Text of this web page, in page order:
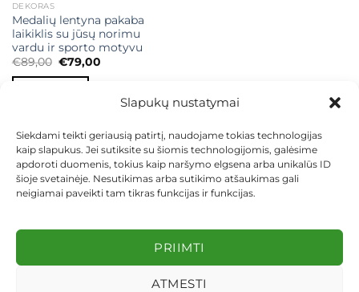
Slapukų nustatymai
Siekdami teikti geriausią patirtį, naudojame tokias technologijas
kaip slapukus. Jei sutiksite su šiomis technologijomis, galėsime
apdoroti duomenis, tokius kaip naršymo elgsena arba unikalūs ID
šioje svetainėje. Nesutikimas arba sutikimo atšaukimas gali
neigiamai paveikti tam tikras funkcijas ir funkcijas.
PRIIMTI
ATMESTI
DEKORAS
Medalių lentyna pakaba
laikiklis su jūsų norimu
vardu ir sporto motyvu
€89,00 Original
price
was:
€79,00Current
KEITIMAS IR GRĄŽINIMAS
PRIVATUMO POLITIKA
Visos teisės saugomos 2026 ©dekosodas.lt